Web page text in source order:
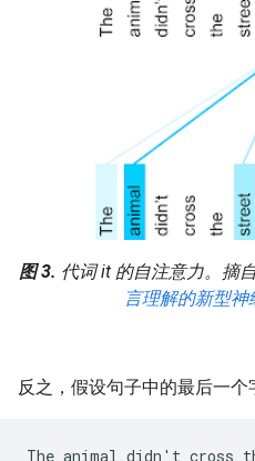
图 3. 代词it的自注意力。摘
言理解的新型神
反之，假设句子中的最后一个